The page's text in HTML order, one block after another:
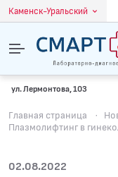
Каменск-Уральский
ул. Лермонтова, 103
Главная страница ·
Плазмолифтинг в
02.08.2022